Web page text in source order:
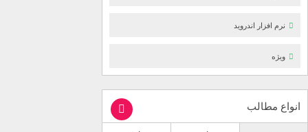
نرم افزار اندروید
ویژه
انواع مطالب